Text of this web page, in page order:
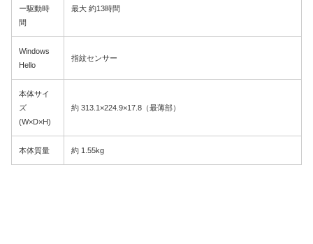
ー駆動時
間
最大 約13時間
Windows
Hello
指紋センサー
本体サイ
ズ
(W×D×H)
約 313.1×224.9×17.8（最薄部）
本体質量 約 1.55kg